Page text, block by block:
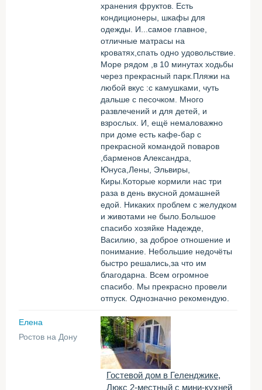
хранения фруктов. Есть
кондиционеры, шкафы для
одежды. И...самое главное,
отличные матрасы на
кроватях,спать одно удовольствие.
Море рядом ,в 10 минутах ходьбы
через прекрасный парк.Пляжи на
любой вкус :с камушками, чуть
дальше с песочком. Много
развлечений и для детей, и
взрослых. И, ещё немаловажно
при доме есть кафе-бар с
прекрасной командой поваров
,барменов Александра,
Юнуса,Лены, Эльвиры,
Киры.Которые кормили нас три
раза в день вкусной домашней
едой. Никаких проблем с желудком
и животами не было.Большое
спасибо хозяйке Надежде,
Василию, за доброе отношение и
понимание. Небольшие недочёты
быстро решались,за что им
благодарна. Всем огромное
спасибо. Мы прекрасно провели
отпуск. Однозначно рекомендую.
Елена
Ростов на Дону
Гостевой дом в Геленджике,
Люкс 2-местный с мини-кухней